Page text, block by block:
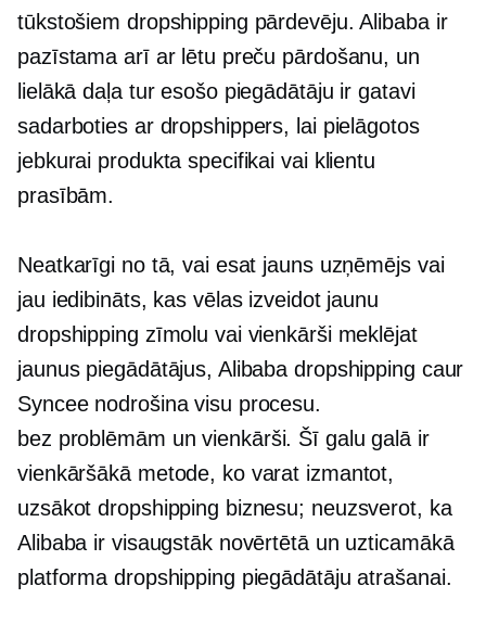
tūkstošiem dropshipping pārdevēju. Alibaba ir
pazīstama arī ar lētu preču pārdošanu, un
lielākā daļa tur esošo piegādātāju ir gatavi
sadarboties ar dropshippers, lai pielāgotos
jebkurai produkta specifikai vai klientu
prasībām.
Neatkarīgi no tā, vai esat jauns uzņēmējs vai
jau iedibināts, kas vēlas izveidot jaunu
dropshipping zīmolu vai vienkārši meklējat
jaunus piegādātājus, Alibaba dropshipping caur
Syncee nodrošina visu procesu.
bez problēmām un vienkārši. Šī galu galā ir
vienkāršākā metode, ko varat izmantot,
uzsākot dropshipping biznesu; neuzsverot, ka
Alibaba ir visaugstāk novērtētā un uzticamākā
platforma dropshipping piegādātāju atrašanai.